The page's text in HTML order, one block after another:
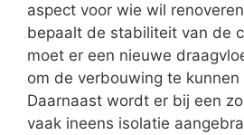
aspect voor wie wil
bepaalt de stabiliteit van de
moet er een nieuwe
om de verbouwing te kunnen
Daarnaast wordt er bij een
vaak ineens isolatie